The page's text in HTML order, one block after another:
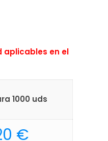
aplicables en el
1000 uds
€